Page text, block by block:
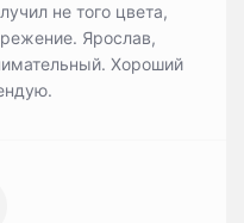
не того цвета,
Ярослав,
Хороший